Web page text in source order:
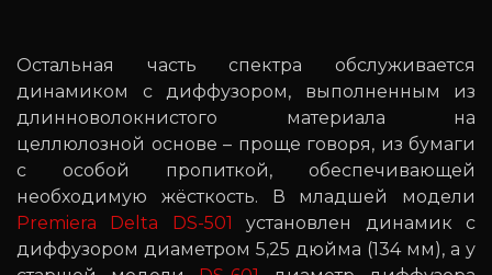
Остальная часть спектра обслуживается
динамиком с диффузором, выполненным из
длинноволокнистого материала на
целлюлозной основе – проще говоря, из бумаги
с особой пропиткой, обеспечивающей
необходимую жёсткость. В младшей модели
Premiera Delta DS-501 установлен динамик с
диффузором диаметром 5,25 дюйма (134 мм), а у